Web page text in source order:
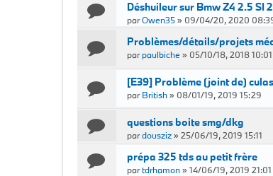
Déshuileur sur Bmw Z4 2.5 SI
parOwen35» 09/04/20, 2020
Problèmes/détails/projets
parpaulbiche» 05/10/18, 2018 10:01
[E39] Problème (joint de)
parBritish» 08/01/19, 2019 15:29
questions boite smg/dkg
pardousziz» 25/06/19, 2019 15:11
prépa 325 tds au petit frère
partdrhamon»14/06/19, 2019 21:01